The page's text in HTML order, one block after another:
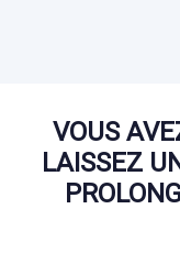
VOUS
LAISSEZ